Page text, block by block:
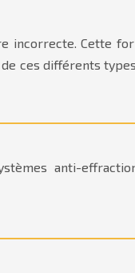
incorrecte. Cette
ces différents
anti-